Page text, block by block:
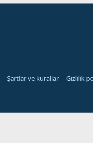
Şartlar ve kurallar Gizlilik